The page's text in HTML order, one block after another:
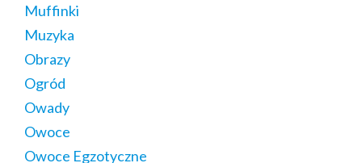
Muffinki
Muzyka
Obrazy
Ogród
Owady
Owoce
Owoce Egzotyczne